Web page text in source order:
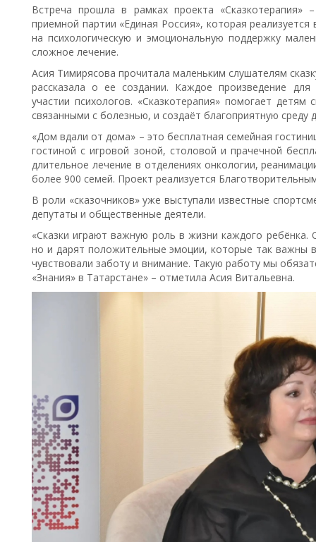
Встреча прошла в рамках проекта «Сказкотерапия»
приемной партии «Единая Россия», которая
на психологическую и эмоциональную поддержку
сложное лечение.
Асия Тимирясова прочитала маленьким слушателям
рассказала о ее создании. Каждое произведение
участии психологов. «Сказкотерапия» помогает
связанными с болезнью, и создаёт благоприятную среду
«Дом вдали от дома» – это бесплатная семейная
гостиной с игровой зоной, столовой и прачечной
длительное лечение в отделениях онкологии,
более 900 семей. Проект реализуется
В роли «сказочников» уже выступали известные
депутаты и общественные деятели.
«Сказки играют важную роль в жизни каждого
но и дарят положительные эмоции, которые так важны
чувствовали заботу и внимание. Такую работу мы
«Знания» в Татарстане» – отметила Асия Витальевна.